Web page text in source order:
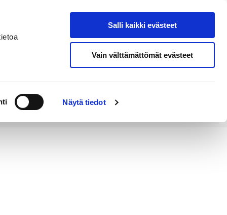
Näytä tiedot
Salli kaikki evästeet
Vain välttämättömät evästeet
Hae sivustolta